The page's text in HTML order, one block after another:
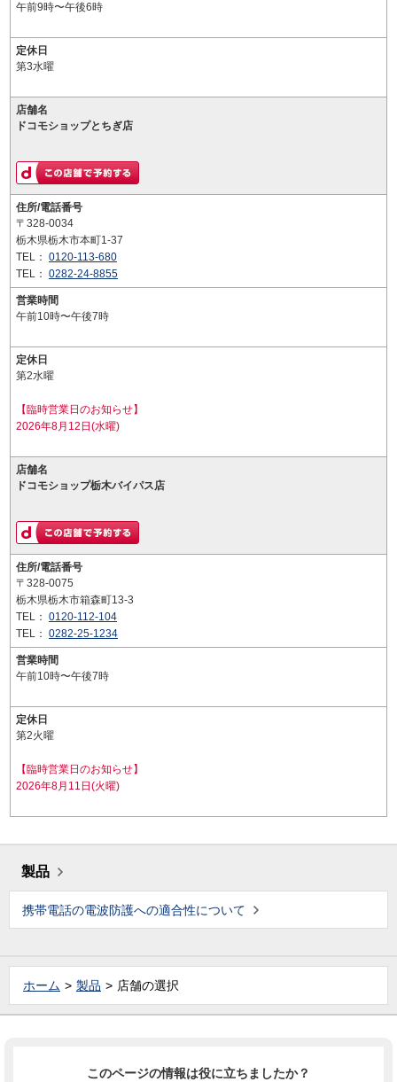
午前9時〜午後6時
定休日
第3水曜
店舗名
ドコモショップとちぎ店
住所/電話番号
〒328-0034
栃木県栃木市本町1-37
TEL： 0120-113-680
TEL： 0282-24-8855
営業時間
午前10時〜午後7時
定休日
第2水曜
【臨時営業日のお知らせ】
2026年8月12日(水曜)
店舗名
ドコモショップ栃木バイパス店
住所/電話番号
〒328-0075
栃木県栃木市箱森町13-3
TEL： 0120-112-104
TEL： 0282-25-1234
営業時間
午前10時〜午後7時
定休日
第2火曜
【臨時営業日のお知らせ】
2026年8月11日(火曜)
製品
携帯電話の電波防護への適合性について
ホーム 製品 店舗の選択
このページの情報は役に立ちましたか？